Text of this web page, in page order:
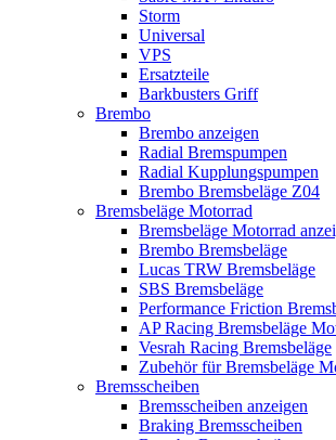
Storm
Universal
VPS
Ersatzteile
Barkbusters Griff
Brembo
Brembo anzeigen
Radial Bremspumpen
Radial Kupplungspumpen
Brembo Bremsbeläge Z04
Bremsbeläge Motorrad
Bremsbeläge Motorrad
Brembo Bremsbeläge
Lucas TRW Bremsbeläge
SBS Bremsbeläge
Performance Friction
AP Racing Bremsbeläge
Vesrah Racing Bremsbeläge
Zubehör für Bremsbeläge
Bremsscheiben
Bremsscheiben anzeigen
Braking Bremsscheiben